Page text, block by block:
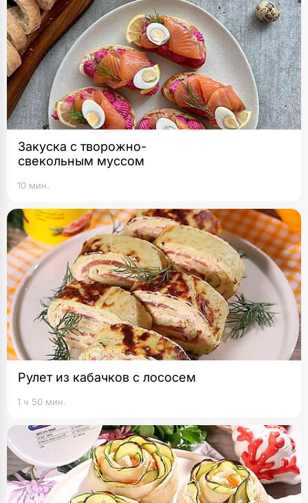
Закуска с творожно-
свекольным муссом
10 мин.
Рулет из кабачков с лососем
1 ч 50 мин.